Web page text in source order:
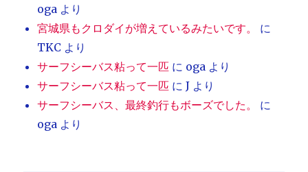
oga より
宮城県もクロダイが増えているみたいです。
に
TKC より
サーフシーバス粘って一匹 に oga より
サーフシーバス粘って一匹 にJ より
サーフシーバス、最終釣行もボーズでした。
に
oga より